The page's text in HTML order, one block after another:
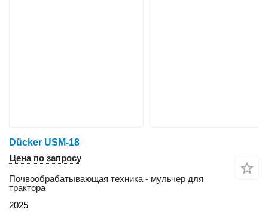
Dücker USM-18
Цена по запросу
Почвообрабатывающая техника - мульчер для
трактора
2025